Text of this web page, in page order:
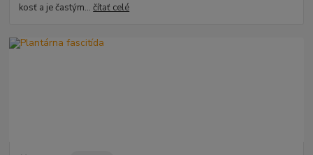
kosť a je častým...čítať celé